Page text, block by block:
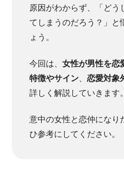
原因がわからず、「どう
てしまうのだろう？」と
ょう。
今回は、 女性が男性を恋
特徴やサイン
恋愛対象
詳しく解説していきます。
意中の女性と恋仲になり
ひ参考にしてください。